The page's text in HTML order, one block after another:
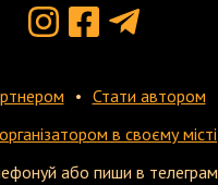
Стати автором
в своєму місті
або пиши в телеграм